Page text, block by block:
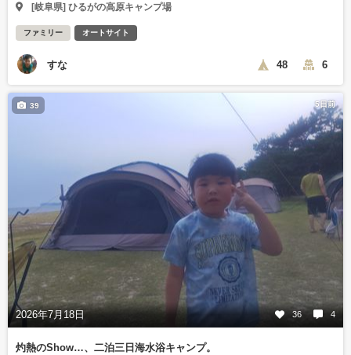
[岐阜県] ひるがの高原キャンプ場
ファミリー オートサイト
すな 48 6
5日前
2026年7月18日 36 4
39
灼熱のShow…、二泊三日海水浴キャンプ。